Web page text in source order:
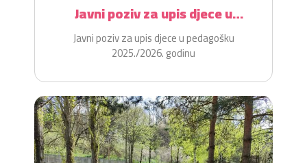
Javni poziv za upis djece u
pedagošku 2025./2026. godinu
Javni poziv za upis djece u pedagošku
2025./2026. godinu